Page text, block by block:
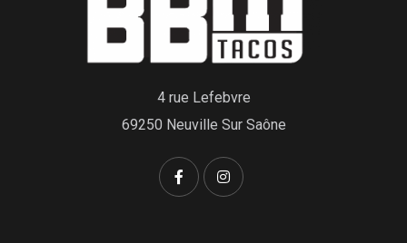
4 rue Lefebvre
69250 Neuville Sur Saône